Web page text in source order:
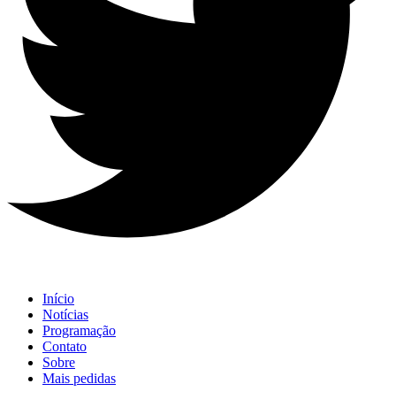
Início
Notícias
Programação
Contato
Sobre
Mais pedidas